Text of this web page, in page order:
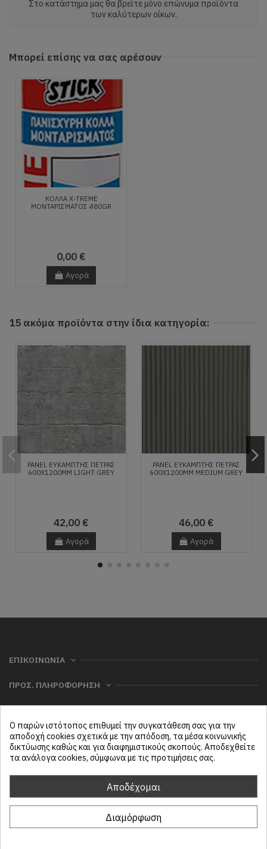
Στο κατάστημα μας θα βρείτε μόνο επώνυμα προϊόντα
των καλύτερων οίκων.
Μπορεί επίσης να σας αρέσουν
ΚΌΛΛΑ X-TREME
ΜΟΝΤΑΡΊΣΜΑΤΟΣ 480GR
0,00 €
Αγορά
15 ακόμα προϊόντα στην ίδια κατηγορία:
PANEL ΕΥΚΑΜΠΤΗΣ ΠΕΤΡΑΣ
600X1200MM LIGHT GREY
42,00 €
Αγορά
PANEL ΕΥΚΑΜΠΤΗΣ ΠΕΤΡΑΣ
600X1200MM MEDIUM GREY
46,00 €
Αγορά
ΕΠΙΚΟΙΝΩΝΙΑ
ΠΡΟΣ. ΠΛΗΡΟΦΟΡΗΣΗ
ΜΕΝΟΥ
Follow us
| All rights reserved
Ο παρών ιστότοπος επιθυμεί την συγκατάθεση σας για την
αποδοχή cookies σχετικά με την απόδοση, τα μέσα κοινωνικής
δικτύωσης καθώς και για διαφημιστικούς σκοπούς. Αποδεχθείτε
τα ανάλογα cookies, σύμφωνα με τις προτιμήσεις σας.
Αποδέχομαι
Διαμόρφωση